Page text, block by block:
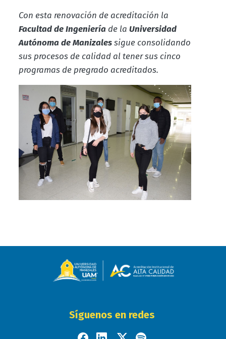
Con esta renovación de acreditación la
Facultad de Ingenieríade la Universidad
Autónoma de Manizalessigue consolidando
sus procesos de calidad al tener sus cinco
programas de pregrado acreditados.
Síguenos en redes